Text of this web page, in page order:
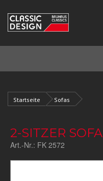
Startseite Sofas
2-SITZER SOFA
Art.-Nr.: FK 2572